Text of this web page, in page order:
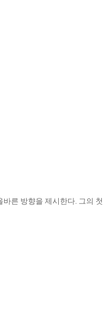
바른 방향을 제시한다. 그의 첫